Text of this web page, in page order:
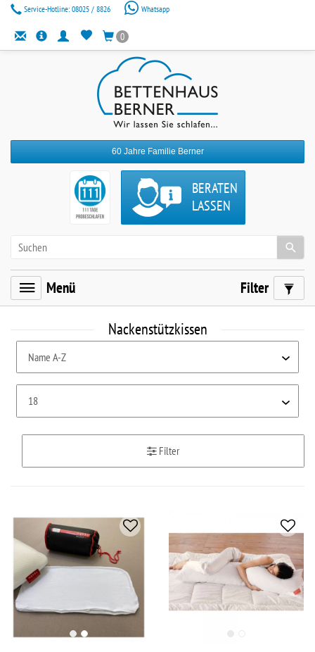
Service-Hotline: 08025 / 8826 Whatsapp
0
60 Jahre Familie Berner
BERATEN
LASSEN
Menü Filter
Nackenstützkissen
Filter